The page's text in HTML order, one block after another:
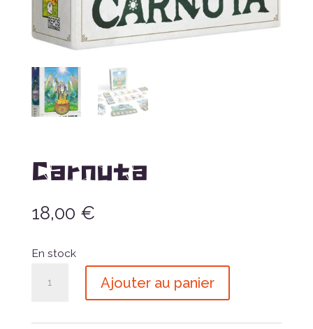
Carnuta
18,00 €
En stock
Ajouter au panier